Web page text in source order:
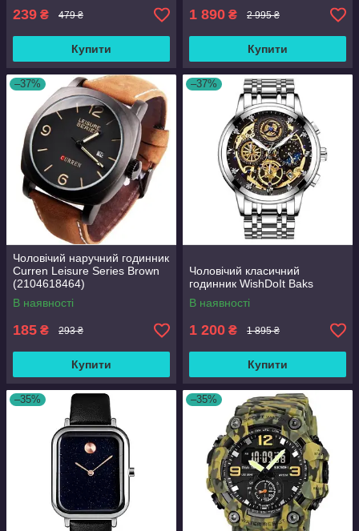
239 ₴ 479 ₴
Купити
1 890 ₴ 2 995 ₴
Купити
–37%
Чоловічий наручний годинник
Curren Leisure Series Brown
(2104618464)
В наявності
185 ₴ 293 ₴
Купити
–37%
Чоловічий класичний
годинник WishDoIt Baks
В наявності
1 200 ₴ 1 895 ₴
Купити
–35% –35%